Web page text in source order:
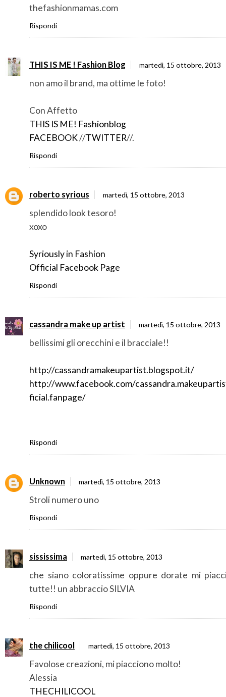
thefashionmamas.com
Rispondi
THIS IS ME ! Fashion Blog martedì, 15 ottobre, 2013
non amo il brand, ma ottime le foto!
Con Affetto
THIS IS ME! Fashionblog
FACEBOOK//TWITTER//.
Rispondi
roberto syrious martedì, 15 ottobre, 2013
splendido look tesoro!
xoxo
Syriously in Fashion
Official Facebook Page
Rispondi
cassandra make up artist martedì, 15 ottobre, 2013
bellissimi gli orecchini e il bracciale!!
http://cassandramakeupartist.blogspot.it/
http://www.facebook.com/
ficial.fanpage/
Rispondi
Unknown martedì, 15 ottobre, 2013
Stroli numero uno
Rispondi
sississima martedì, 15 ottobre, 2013
che siano coloratissime oppure dorate mi
tutte!! un abbraccio SILVIA
Rispondi
the chilicool martedì, 15 ottobre, 2013
Favolose creazioni, mi piacciono molto!
Alessia
THECHILICOOL